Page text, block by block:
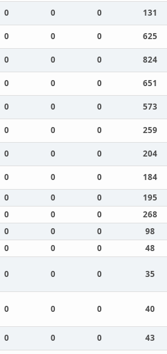
0 0 0
131
0 0 0
625
0 0 0
824
0 0 0
651
0 0 0
573
0 0 0
259
0 0 0
204
0 0 0
184
0 0 0
195
0 0 0
268
0 0 0
98
0 0 0 48
0 0 0 35
0 0 0 40
0 0 0 43